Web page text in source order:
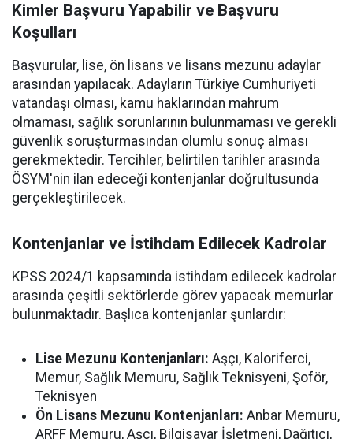
Kimler Başvuru Yapabilir ve Başvuru
Koşulları
Başvurular, lise, ön lisans ve lisans mezunu adaylar
arasından yapılacak. Adayların Türkiye Cumhuriyeti
vatandaşı olması, kamu haklarından mahrum
olmaması, sağlık sorunlarının bulunmaması ve gerekli
güvenlik soruşturmasından olumlu sonuç alması
gerekmektedir. Tercihler, belirtilen tarihler arasında
ÖSYM'nin ilan edeceği kontenjanlar doğrultusunda
gerçekleştirilecek.
Kontenjanlar ve İstihdam Edilecek Kadrolar
KPSS 2024/1 kapsamında istihdam edilecek kadrolar
arasında çeşitli sektörlerde görev yapacak memurlar
bulunmaktadır. Başlıca kontenjanlar şunlardır:
Lise Mezunu Kontenjanları: Aşçı, Kaloriferci,
Memur, Sağlık Memuru, Sağlık Teknisyeni, Şoför,
Teknisyen
Ön Lisans Mezunu Kontenjanları: Anbar Memuru,
ARFF Memuru, Aşçı, Bilgisayar İşletmeni, Dağıtıcı,